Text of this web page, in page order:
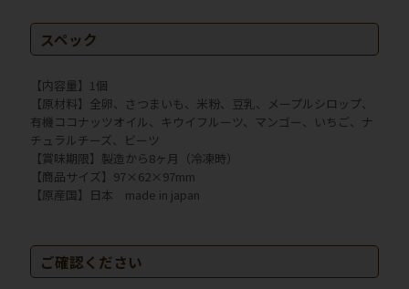
スペック
【内容量】1個
【原材料】全卵、さつまいも、米粉、豆乳、メープルシロップ、
有機ココナッツオイル、キウイフルーツ、マンゴー、いちご、ナ
チュラルチーズ、ビーツ
【賞味期限】製造から8ヶ月（冷凍時）
【商品サイズ】97×62×97mm
【原産国】日本 made in japan
ご確認ください